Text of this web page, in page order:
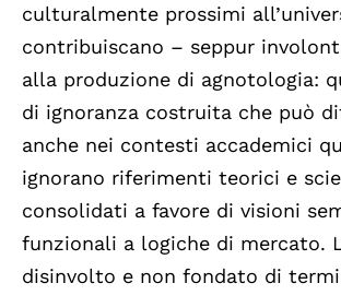
culturalmente prossimi
contribuiscano – seppur
alla produzione di agnotologia:
di ignoranza costruita che può
anche nei contesti accademici
ignorano riferimenti teorici e
consolidati a favore di visioni
funzionali a logiche di mercato.
disinvolto e non fondato di